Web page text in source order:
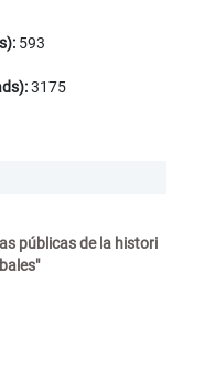
593
3175
públicas de la histori